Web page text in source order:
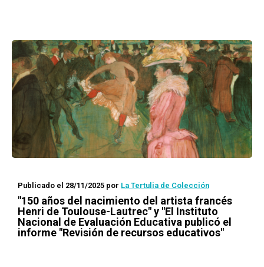
Publicado el 28/11/2025 por La Tertulia de Colección
"150 años del nacimiento del artista francés
Henri de Toulouse-Lautrec" y "El Instituto
Nacional de Evaluación Educativa publicó el
informe "Revisión de recursos educativos"